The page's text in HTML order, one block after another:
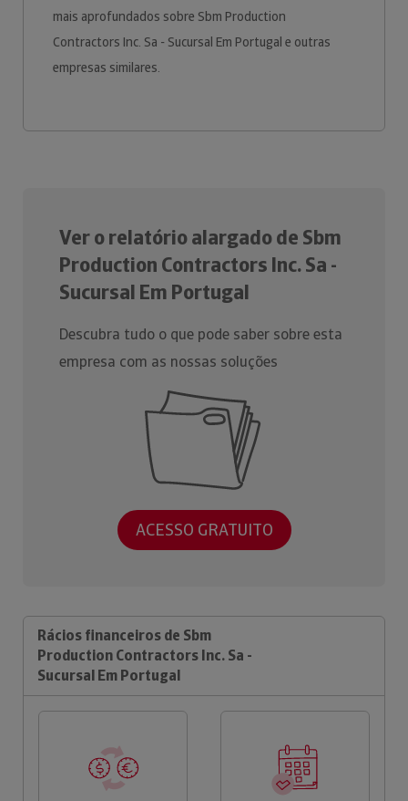
mais aprofundados sobre Sbm Production
Contractors Inc. Sa - Sucursal Em Portugal e outras
empresas similares.
Ver o relatório alargado de Sbm
Production Contractors Inc. Sa -
Sucursal Em Portugal
Descubra tudo o que pode saber sobre esta
empresa com as nossas soluções
ACESSO GRATUITO
Rácios financeiros de Sbm
Production Contractors Inc. Sa -
Sucursal Em Portugal